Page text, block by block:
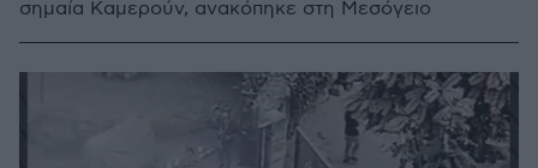
σημαία Καμερούν, ανακόπηκε στη Μεσόγειο